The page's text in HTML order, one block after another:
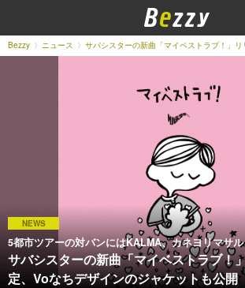
Bezzy ニュース サバシスターの新曲「マイベストラブ！」
NEWS
5都市ツアーの対バンにはKALMA、カネヨリマサ
サバシスターの新曲「マイベストラブ！
定、Voなちデザインのジャケットも公開